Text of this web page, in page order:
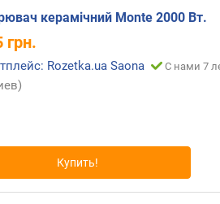
керамічний Monte 2000 Вт.
грн.
Rozetka.ua Saona С нами 7
Купить!